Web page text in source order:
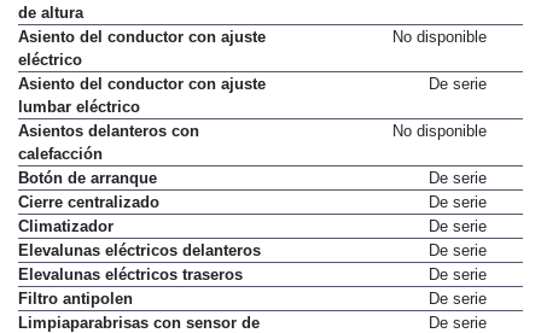
de altura
Asiento del conductor con ajuste
eléctrico
No disponible
Asiento del conductor con ajuste
lumbar eléctrico
De serie
Asientos delanteros con
calefacción
No disponible
Botón de arranque
De serie
Cierre centralizado
De serie
Climatizador
De serie
Elevalunas eléctricos delanteros
De serie
Elevalunas eléctricos traseros
De serie
Filtro antipolen
De serie
Limpiaparabrisas con sensor de
De serie